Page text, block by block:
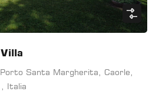
Santa Margherita, Caorle,
Italia